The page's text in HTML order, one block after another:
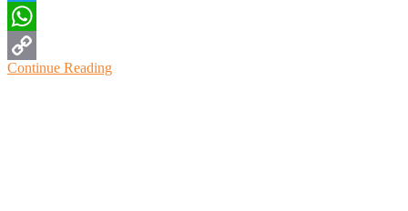
Twitter
WhatsApp
Copy
Continue Reading